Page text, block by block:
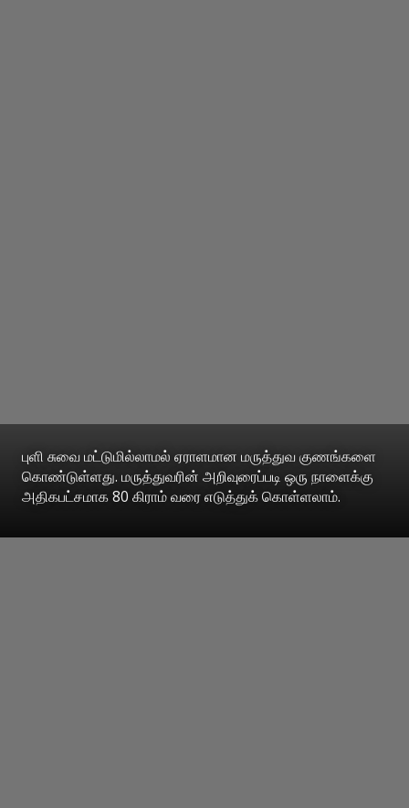
புளி சுவை மட்டுமில்லாமல் ஏராளமான மருத்துவ குணங்களை
கொண்டுள்ளது. மருத்துவரின் அறிவுரைப்படி ஒரு நாளைக்கு
அதிகபட்சமாக 80 கிராம் வரை எடுத்துக் கொள்ளலாம்.